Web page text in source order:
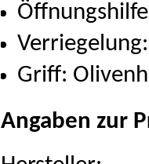
Griff:
Angaben zur